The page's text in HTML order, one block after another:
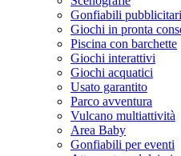
Gonfiabili pubblicitari
Giochi in pronta
Piscina con barchette
Giochi interattivi
Giochi acquatici
Usato garantito
Parco avventura
Vulcano multiattività
Area Baby
Gonfiabili per eventi